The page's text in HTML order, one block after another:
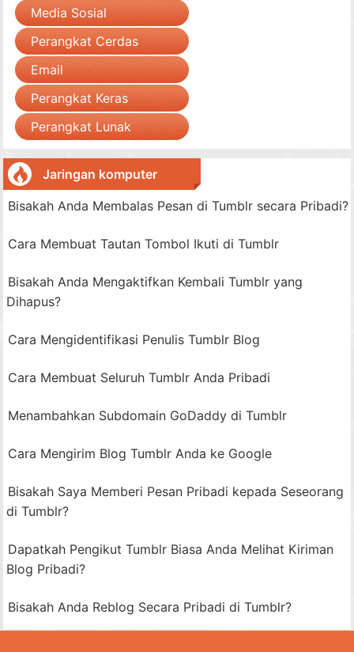
Media Sosial
Perangkat Cerdas
Email
Perangkat Keras
Perangkat Lunak
Jaringan komputer
Bisakah Anda Membalas Pesan di Tumblr secara Pribadi?
Cara Membuat Tautan Tombol Ikuti di Tumblr
Bisakah Anda Mengaktifkan Kembali Tumblr yang
Dihapus?
Cara Mengidentifikasi Penulis Tumblr Blog
Cara Membuat Seluruh Tumblr Anda Pribadi
Menambahkan Subdomain GoDaddy di Tumblr
Cara Mengirim Blog Tumblr Anda ke Google
Bisakah Saya Memberi Pesan Pribadi kepada Seseorang
di Tumblr?
Dapatkah Pengikut Tumblr Biasa Anda Melihat Kiriman
Blog Pribadi?
Bisakah Anda Reblog Secara Pribadi di Tumblr?